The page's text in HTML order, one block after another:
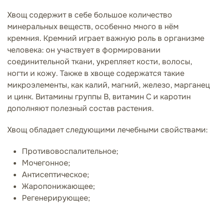
Хвощ содержит в себе большое количество
минеральных веществ, особенно много в нём
кремния. Кремний играет важную роль в организме
человека: он участвует в формировании
соединительной ткани, укрепляет кости, волосы,
ногти и кожу. Также в хвоще содержатся такие
микроэлементы, как калий, магний, железо, марганец
и цинк. Витамины группы B, витамин C и каротин
дополняют полезный состав растения.
Хвощ обладает следующими лечебными свойствами:
Противовоспалительное;
Мочегонное;
Антисептическое;
Жаропонижающее;
Регенерирующее;